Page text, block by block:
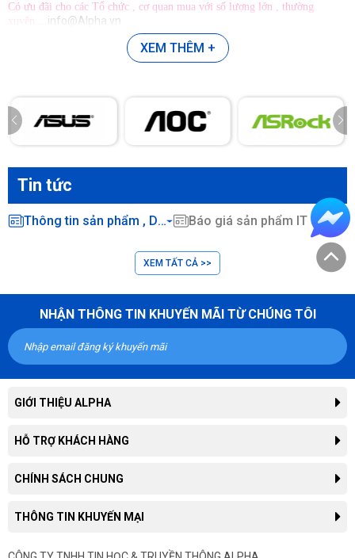
Có ưu đãi cho các Tổ chức , cơ quan mua với số lượng lớn , thường
xuyên
... info@Alpha.vn
XEM THÊM +
Tin tức
Thông tin sản phẩm , Dịch vụ CNTT ... Báo giá sản phẩm IT chính hãng
XEM TẤT CẢ >>
NHẬN THÔNG TIN KHUYẾN MÃI TỪ CHÚNG TÔI
GIỚI THIỆU ALPHA
Giới thiệu công ty
Thông tin tuyển dụng
Tin tức
HỖ TRỢ KHÁCH HÀNG
Tra cứu đơn hàng
Hướng dẫn thanh toán
CHÍNH SÁCH CHUNG
Chính sách, quy định chung
THÔNG TIN KHUYẾN MẠI
Thông tin khuyến mại